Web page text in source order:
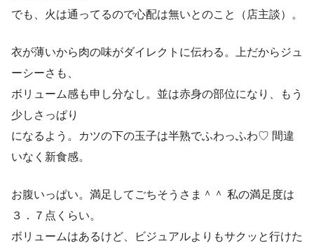
でも、火は通ってるので心配は無いとのこと（店主談）。
衣が薄いから肉の味がダイレクトに伝わる。上だからジュ
ーシーさも、
ボリューム感も申し分なし。並は赤身の部位になり、もう
少しさっぱり
になるよう。カツの下の玉子は半熟でふわっふわ♡ 間違
いなく新食感。
お腹いっぱい。満足してごちそうさま＾＾ 私の満足度は
３．７点くらい。
ボリュームはあるけど、ビジュアルよりもサクッと行けた